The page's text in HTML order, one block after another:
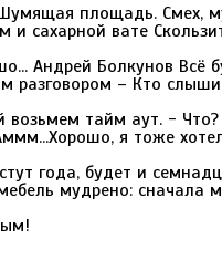
площадь. Смех,
сахарной вате
Андрей Болкунов Всё
разговором – Кто
возьмем тайм аут. -
я тоже
года, будет и
мудрено: сначала